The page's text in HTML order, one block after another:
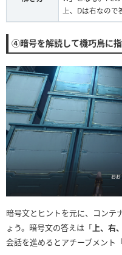
上、Dは右なので
④暗号を解読して機巧鳥に
暗号文とヒントを元に、コンテ
ょう。暗号文の答えは「 上、右
会話を進めるとアチーブメント